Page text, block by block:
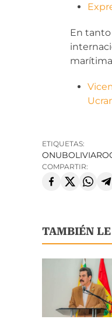
En
ETIQUETAS:
ONUBOLIVIA
COMPARTIR:
TAMBIÉN